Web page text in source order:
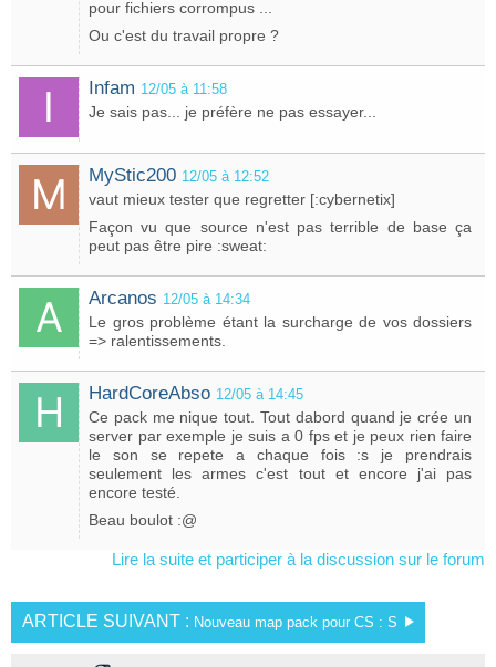
pour fichiers corrompus ...
Ou c'est du travail propre ?
Infam 12/05 à 11:58
Je sais pas... je préfère ne pas essayer...
MyStic200 12/05 à 12:52
vaut mieux tester que regretter [:cybernetix]
Façon vu que source n'est pas terrible de base ça
peut pas être pire :sweat:
Arcanos 12/05 à 14:34
Le gros problème étant la surcharge de vos dossiers
=> ralentissements.
HardCoreAbso 12/05 à 14:45
Ce pack me nique tout. Tout dabord quand je crée un
server par exemple je suis a 0 fps et je peux rien faire
le son se repete a chaque fois :s je prendrais
seulement les armes c'est tout et encore j'ai pas
encore testé.
Beau boulot :@
Lire la suite et participer à la discussion sur le forum
ARTICLE SUIVANT : Nouveau map pack pour CS : S